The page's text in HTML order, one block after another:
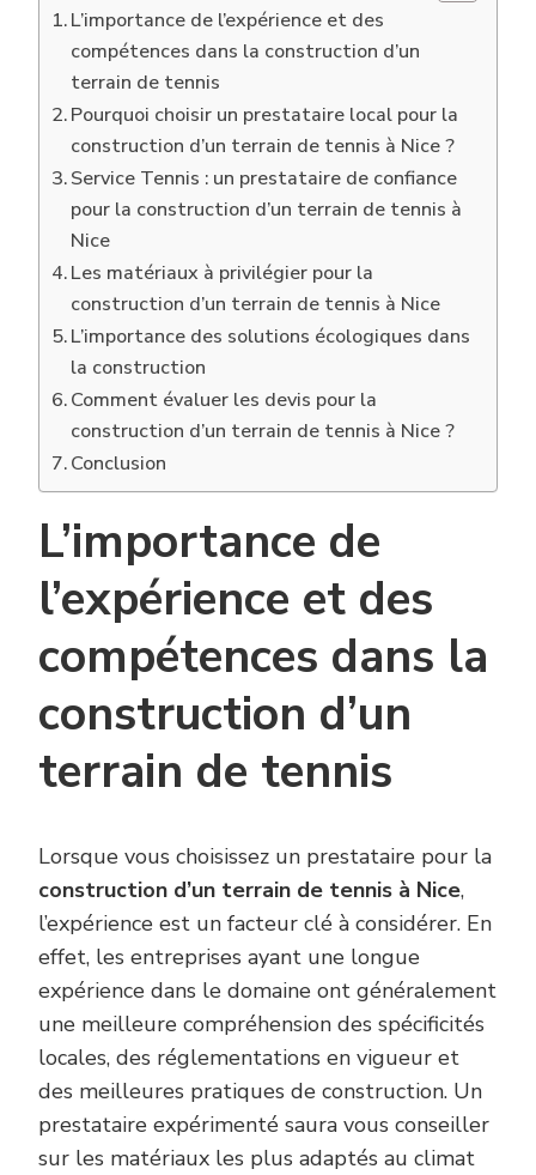
L’importance de l’expérience et des
compétences dans la construction d’un
terrain de tennis
Pourquoi choisir un prestataire local pour la
construction d’un terrain de tennis à Nice ?
Service Tennis : un prestataire de confiance
pour la construction d’un terrain de tennis à
Nice
Les matériaux à privilégier pour la
construction d’un terrain de tennis à Nice
L’importance des solutions écologiques dans
la construction
Comment évaluer les devis pour la
construction d’un terrain de tennis à Nice ?
Conclusion
L’importance de
l’expérience et des
compétences dans la
construction d’un
terrain de tennis
Lorsque vous choisissez un prestataire pour la
construction d’un terrain de tennis à Nice,
l’expérience est un facteur clé à considérer. En
effet, les entreprises ayant une longue
expérience dans le domaine ont généralement
une meilleure compréhension des spécificités
locales, des réglementations en vigueur et
des meilleures pratiques de construction. Un
prestataire expérimenté saura vous conseiller
sur les matériaux les plus adaptés au climat